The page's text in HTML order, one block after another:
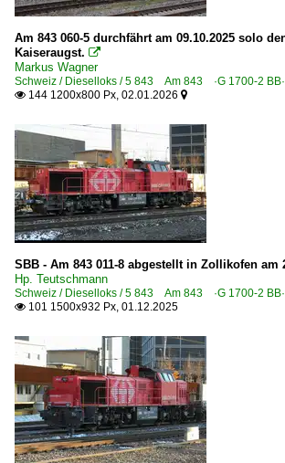
Am 843 060-5 durchfährt am 09.10.2025 solo
Kaiseraugst. 
Markus Wagner
Schweiz / Dieselloks / 5 843 Am 843 ·G 1700-2 BB·
 144 1200x800 Px, 02.01.2026 
SBB - Am 843 011-8 abgestellt in Zollikofen am
Hp. Teutschmann
Schweiz / Dieselloks / 5 843 Am 843 ·G 1700-2 BB·
 101 1500x932 Px, 01.12.2025